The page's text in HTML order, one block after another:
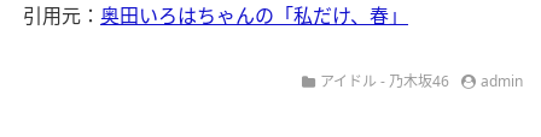
引用元： 奥田いろはちゃんの「私だけ、春」
アイドル - 乃木坂46 admin